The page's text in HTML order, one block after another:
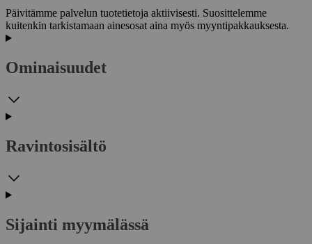
Päivitämme palvelun tuotetietoja aktiivisesti. Suosittelemme
kuitenkin tarkistamaan ainesosat aina myös myyntipakkauksesta.
Ominaisuudet
Ravintosisältö
Sijainti myymälässä